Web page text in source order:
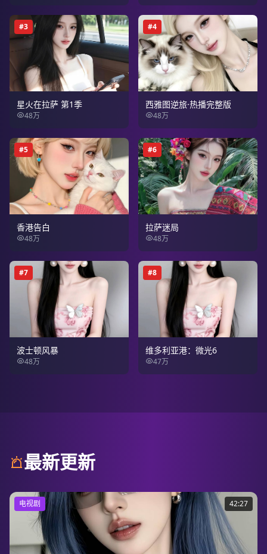
#3
星火在拉萨 第1季
48万
#4
西雅图逆旅·热播完整版
48万
#5
香港告白
48万
#6
拉萨迷局
48万
#7
波士顿风暴
48万
#8
维多利亚港：微光6
47万
最新更新
电视剧 42:27